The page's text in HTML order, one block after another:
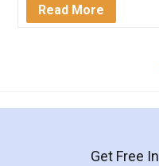
Read More
Get Free